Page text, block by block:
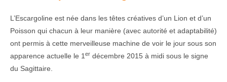
L’Escargoline est née dans les têtes créatives d’un Lion et d’un
Poisson qui chacun à leur manière (avec autorité et adaptabilité)
ont permis à cette merveilleuse machine de voir le jour sous son
apparence actuelle le 1 er décembre 2015 à midi sous le signe
du Sagittaire.